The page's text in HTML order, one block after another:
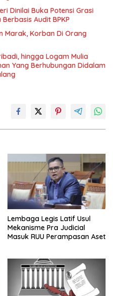
Dinilai Buka Potensi Grasi
Audit BPKP
Marak, Korban Di Orang
hingga Logam Mulia
Yang Berhubungan Didalam
Lembaga Legis Latif Usul
Mekanisme Pra Judicial
Masuk RUU Perampasan Aset